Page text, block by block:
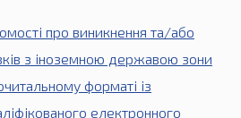
про виникнення та/або
з іноземною державою зони
форматі із
електронного